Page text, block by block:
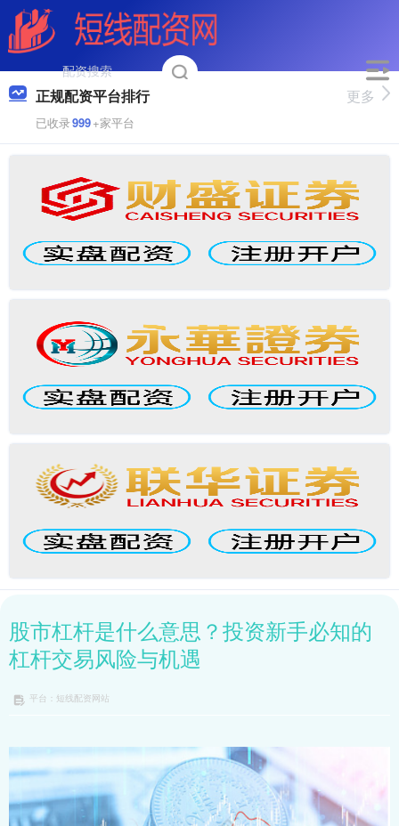
正规配资平台排行
已收录999+家平台
更多
股市杠杆是什么意思？投资新手必知的
杠杆交易风险与机遇
平台：短线配资网站